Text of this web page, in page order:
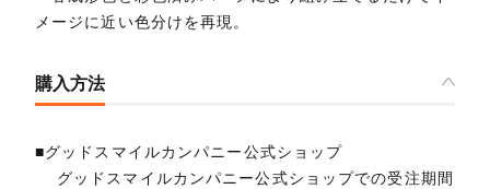
メージに近い色分けを再現。
購入方法
■グッドスマイルカンパニー公式ショップ
グッドスマイルカンパニー公式ショップでの受注期間